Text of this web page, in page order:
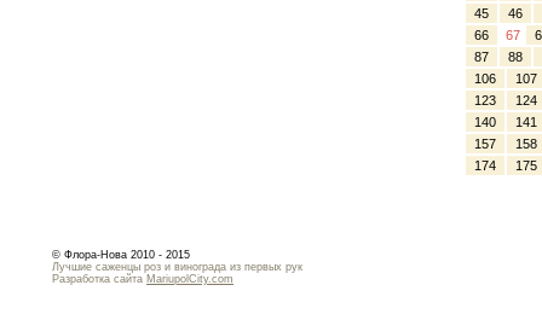
45
46
66
67
87
88
106
107
123
124
140
141
157
158
174
175
© Флора-Нова 2010 - 2015
Лучшие саженцы роз и винограда из первых рук
Разработка сайта MariupolCity.com